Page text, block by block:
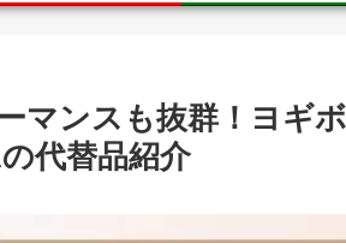
マンスも抜群！ヨギ
代替品紹介